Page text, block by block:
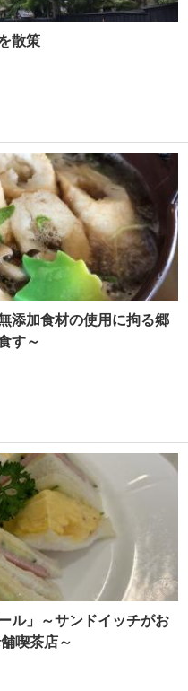
散策
添加食材の使用に拘る郷
す～
ル」～サンドイッチがお
喫茶店～